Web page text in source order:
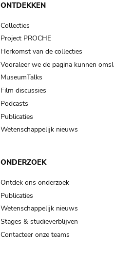
ONTDEKKEN
Collecties
Project PROCHE
Herkomst van de collecties
Vooraleer we de pagina kunnen
MuseumTalks
Film discussies
Podcasts
Publicaties
Wetenschappelijk nieuws
ONDERZOEK
Ontdek ons onderzoek
Publicaties
Wetenschappelijk nieuws
Stages & studieverblijven
Contacteer onze teams